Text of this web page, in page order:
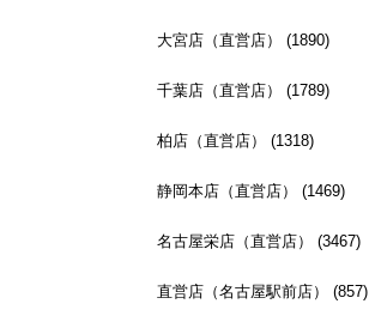
大宮店（直営店） (1890)
千葉店（直営店） (1789)
柏店（直営店） (1318)
静岡本店（直営店） (1469)
名古屋栄店（直営店） (3467)
直営店（名古屋駅前店） (857)